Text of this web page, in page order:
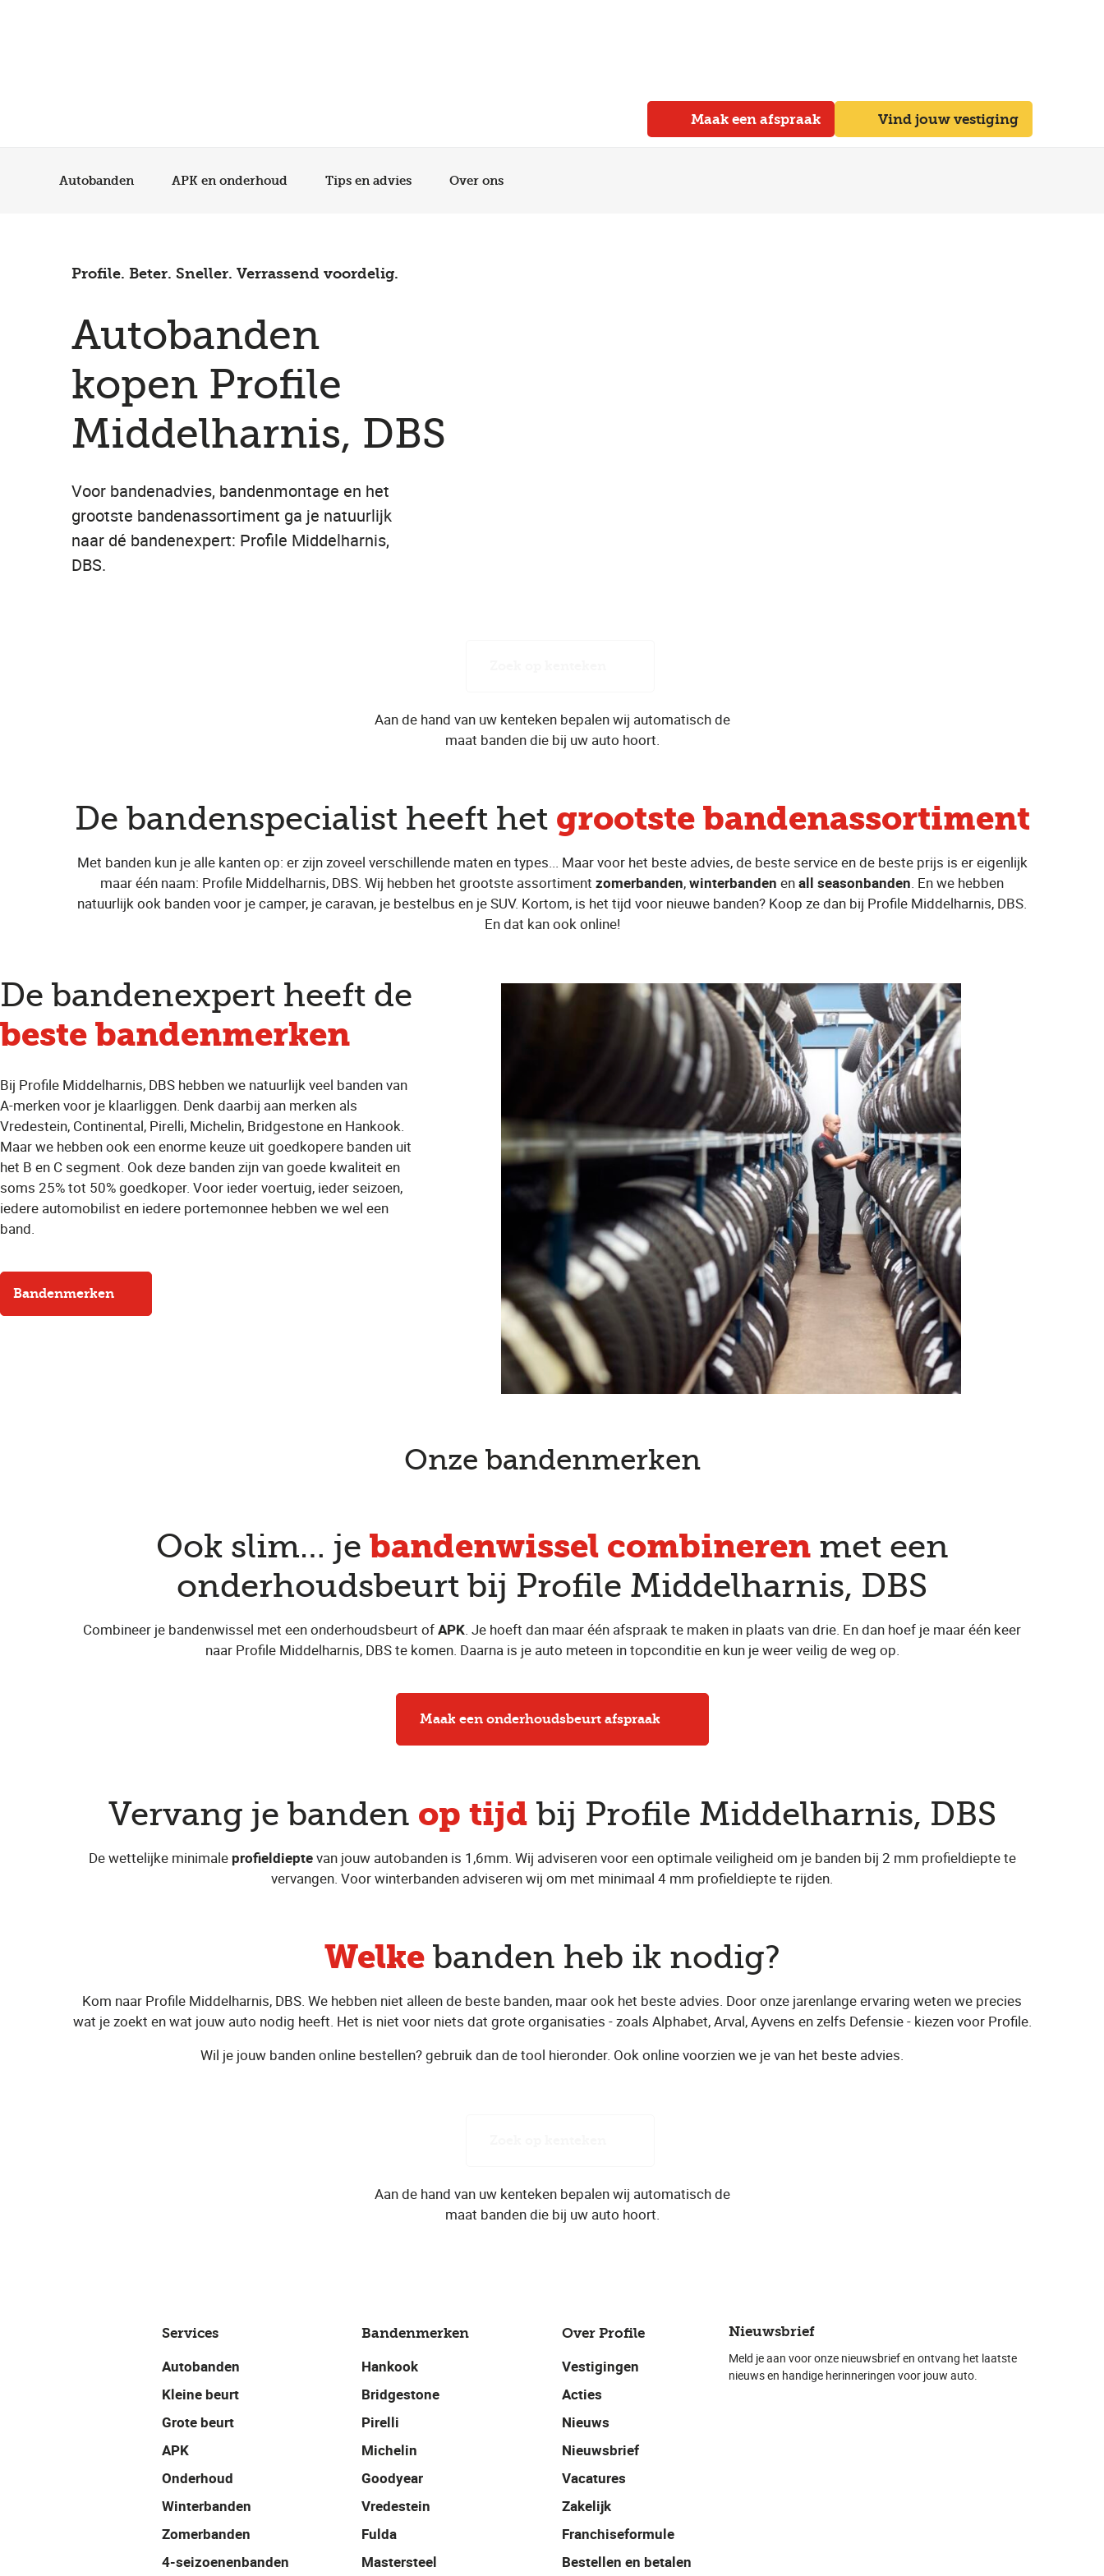
Maak een afspraak Vind jouw vestiging
Autobanden APK en onderhoud Tips en advies Over ons
Profile. Beter. Sneller. Verrassend voordelig.
Autobanden
kopen Profile
Middelharnis, DBS
Voor bandenadvies, bandenmontage en het
grootste bandenassortiment ga je natuurlijk
naar dé bandenexpert: Profile Middelharnis,
DBS.
Aan de hand van uw kenteken bepalen wij automatisch de
maat banden die bij uw auto hoort.
De bandenspecialist heeft het grootste bandenassortiment
Met banden kun je alle kanten op: er zijn zoveel verschillende maten en types... Maar voor het beste advies, de beste service en de beste prijs is er eigenlijk
maar één naam: Profile Middelharnis, DBS. Wij hebben het grootste assortiment zomerbanden,winterbanden enall seasonbanden. En we hebben
natuurlijk ook banden voor je camper, je caravan, je bestelbus en je SUV. Kortom, is het tijd voor nieuwe banden? Koop ze dan bij Profile Middelharnis, DBS.
En dat kan ook online!
De bandenexpert heeft de
beste bandenmerken
Bij Profile Middelharnis, DBS hebben we natuurlijk veel banden van
A-merken voor je klaarliggen. Denk daarbij aan merken als
Vredestein, Continental, Pirelli, Michelin, Bridgestone en Hankook.
Maar we hebben ook een enorme keuze uit goedkopere banden uit
het B en C segment. Ook deze banden zijn van goede kwaliteit en
soms 25% tot 50% goedkoper. Voor ieder voertuig, ieder seizoen,
iedere automobilist en iedere portemonnee hebben we wel een
band.
Bandenmerken
Onze bandenmerken
Ook slim… je bandenwissel combinerenmet een
onderhoudsbeurt bij Profile Middelharnis, DBS
Combineer je bandenwissel met een onderhoudsbeurt ofAPK. Je hoeft dan maar één afspraak te maken in plaats van drie. En dan hoef je maar één keer
naar Profile Middelharnis, DBS te komen. Daarna is je auto meteen in topconditie en kun je weer veilig de weg op.
Maak een onderhoudsbeurt afspraak
Vervang je banden op tijd bij Profile Middelharnis, DBS
De wettelijke minimale profieldieptevan jouw autobanden is 1,6mm. Wij adviseren voor een optimale veiligheid om je banden bij 2 mm profieldiepte te
vervangen. Voor winterbanden adviseren wij om met minimaal 4 mm profieldiepte te rijden.
Welke banden heb ik nodig?
Kom naar Profile Middelharnis, DBS. We hebben niet alleen de beste banden, maar ook het beste advies. Door onze jarenlange ervaring weten we precies
wat je zoekt en wat jouw auto nodig heeft. Het is niet voor niets dat grote organisaties - zoals Alphabet, Arval, Ayvens en zelfs Defensie - kiezen voor Profile.
Wil je jouw banden online bestellen? gebruik dan de tool hieronder. Ook online voorzien we je van het beste advies.
Aan de hand van uw kenteken bepalen wij automatisch de
maat banden die bij uw auto hoort.
Services
Autobanden
Kleine beurt
Grote beurt
APK
Onderhoud
Winterbanden
Zomerbanden
4-seizoenenbanden
Bandenmerken
Hankook
Bridgestone
Pirelli
Michelin
Goodyear
Vredestein
Fulda
Mastersteel
Over Profile
Vestigingen
Acties
Nieuws
Nieuwsbrief
Vacatures
Zakelijk
Franchiseformule
Bestellen en betalen
Nieuwsbrief
Meld je aan voor onze nieuwsbrief en ontvang het laatste
nieuws en handige herinneringen voor jouw auto.